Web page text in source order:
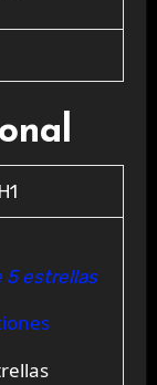
5 estrellas